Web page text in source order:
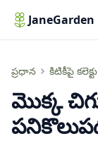
JaneGarden
ప్రధాన కిటికీపై
మొక్క చిగుర్లను తేనె సహాయంతో పనికొలుపడం
మొక్క